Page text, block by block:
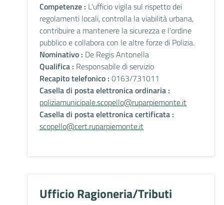
Competenze : L'ufficio vigila sul rispetto dei
regolamenti locali, controlla la viabilità urbana,
contribuire a mantenere la sicurezza e l'ordine
pubblico e collabora con le altre forze di Polizia.
Nominativo : De Regis Antonella
Qualifica : Responsabile di servizio
Recapito telefonico : 0163/731011
Casella di posta elettronica ordinaria :
poliziamunicipale.scopello@ruparpiemonte.it
Casella di posta elettronica certificata :
scopello@cert.ruparpiemonte.it
Ufficio Ragioneria/Tributi